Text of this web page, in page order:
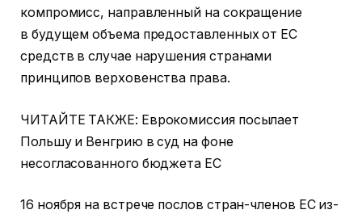
компромисс, направленный на сокращение
в будущем объема предоставленных от ЕС
средств в случае нарушения странами
принципов верховенства права.
ЧИТАЙТЕ ТАКЖЕ: Еврокомиссия посылает
Польшу и Венгрию в суд на фоне
несогласованного бюджета ЕС
16 ноября на встрече послов стран-членов ЕС из-